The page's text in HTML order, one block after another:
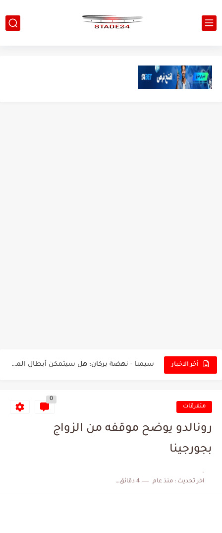
أخر الاخبار سيمبا - نهضة بركان: هل سيتمكن أبطال المغرب من الحفاظ...
البرنامج الكامل لنهائي البطولة بين الاتحاد المنستيري والنادي الإفريقي متفرقات
0
رونالدو يوضح موقفه من الزواج
بجورجينا
.
اخر تحديث :منذ عام 4 دقائق للقراءة